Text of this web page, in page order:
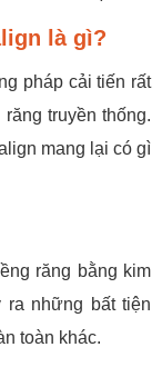
là gì?
pháp cải tiến rất
truyền thống.
mang lại có gì
răng bằng kim
ra những bất tiện
toàn khác.